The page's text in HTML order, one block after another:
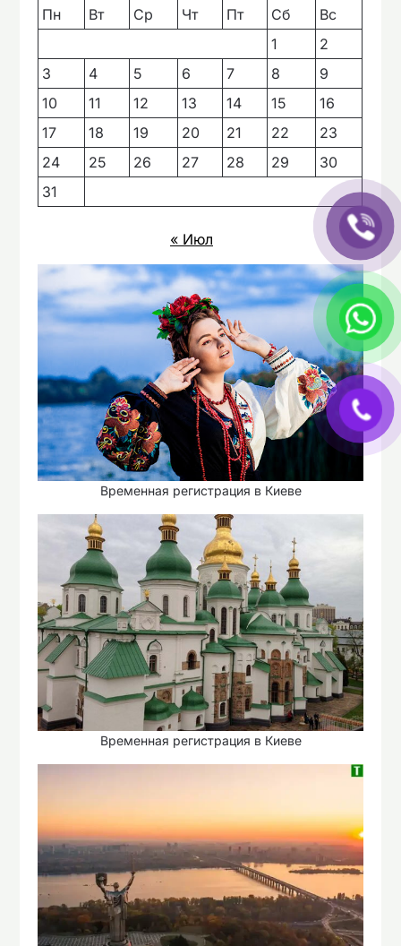
Пн
Вт Ср Чт Пт Сб
Вс
1
2
3
4 5 6 7 8
9
10
11 12 13 14 15
16
17
18 19 20 21 22
23
24
25 26 27 28 29
30
31
« Июл
Временная регистрация в Киеве
Временная регистрация в Киеве